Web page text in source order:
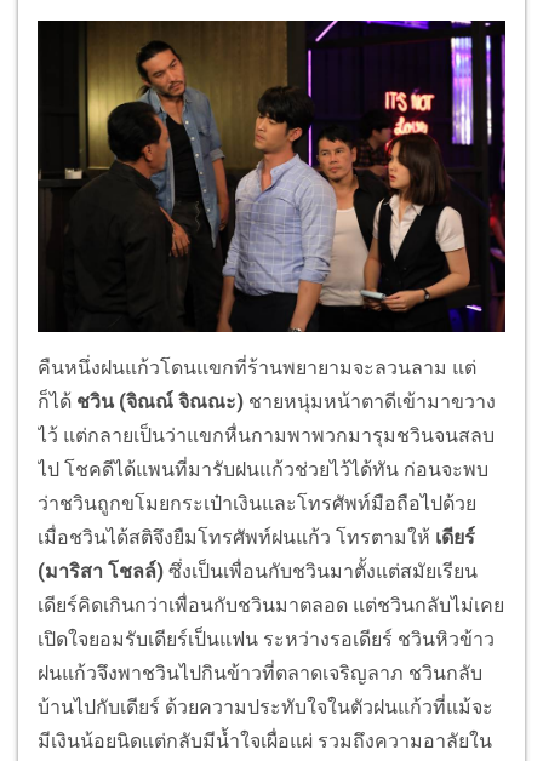
คืนหนึ่งฝนแก้วโดนแขกที่ร้านพยายามจะลวนลาม แต่
ก็ได้ ชวิน (จิณณ์ จิณณะ) ชายหนุ่มหน้าตาดีเข้ามาขวาง
ไว้ แต่กลายเป็นว่าแขกหื่นกามพาพวกมารุมชวินจนสลบ
ไป โชคดีได้แพนที่มารับฝนแก้วช่วยไว้ได้ทัน ก่อนจะพบ
ว่าชวินถูกขโมยกระเป๋าเงินและโทรศัพท์มือถือไปด้วย
เมื่อชวินได้สติจึงยืมโทรศัพท์ฝนแก้ว โทรตามให้ เดียร์
(มาริสา โชลล์) ซึ่งเป็นเพื่อนกับชวินมาตั้งแต่สมัยเรียน
เดียร์คิดเกินกว่าเพื่อนกับชวินมาตลอด แต่ชวินกลับไม่เคย
เปิดใจยอมรับเดียร์เป็นแฟน ระหว่างรอเดียร์ ชวินหิวข้าว
ฝนแก้วจึงพาชวินไปกินข้าวที่ตลาดเจริญลาภ ชวินกลับ
บ้านไปกับเดียร์ ด้วยความประทับใจในตัวฝนแก้วที่แม้จะ
มีเงินน้อยนิดแต่กลับมีน้ำใจเผื่อแผ่ รวมถึงความอาลัยใน